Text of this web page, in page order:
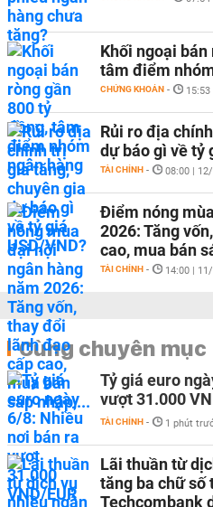
Khối ngoại
tâm điểm
CHỨNG KHOÁN -
Rủi ro địa
dự báo gì về tỷ
TÀI CHÍNH - 08:00 |
Điểm nóng
2026: Tăng
cao, mua bán
TÀI CHÍNH - 14:00 |
Cùng chuyên mục
Tỷ giá euro
vượt 31.000
TÀI CHÍNH - 1 phút
Lãi thuần từ
tăng ba chữ số
Techcombank